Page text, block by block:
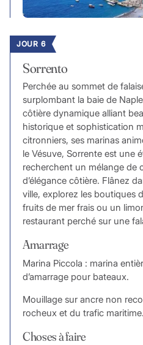
JOUR 6
Sorrento
Perchée au sommet de
surplombant la baie de
côtière dynamique alliant
historique et sophistication
citronniers, ses marinas
le Vésuve, Sorrente est une
recherchent un mélange de
d’élégance côtière. Flânez
ville, explorez les boutiques
fruits de mer frais ou un
restaurant perché sur une
Amarrage
Marina Piccola : marina
d’amarrage pour bateaux.
Mouillage sur ancre non
rocheux et du trafic maritime.
Choses à faire